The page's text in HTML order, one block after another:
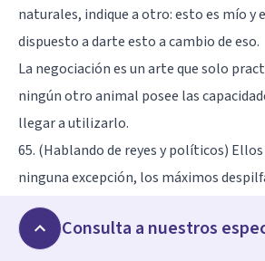
naturales, indique a otro: esto es mío y
dispuesto a darte esto a cambio de eso.
La negociación es un arte que solo
ningún otro animal posee las
llegar a utilizarlo.
65. (Hablando de reyes y políticos)
ninguna excepción, los máximos
sociedad.
Los dirigentes de cualquier nación
Consulta a nuestros